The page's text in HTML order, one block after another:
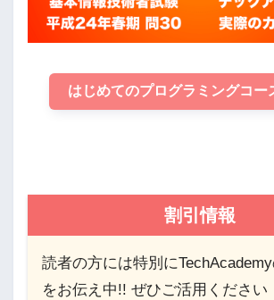
はじめてのプログラミングコー
割引情報
読者の方には特別に
をお伝え中!! ぜひご活用ください